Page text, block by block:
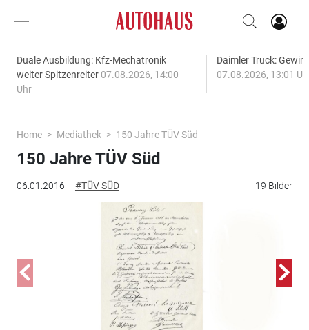
Duale Ausbildung: Kfz-Mechatronik
weiter Spitzenreiter 07.08.2026, 14:00
Uhr
Daimler Truck:
07.08.2026, 13:01
Home Mediathek 150 Jahre TÜV Süd
06.01.2016 #TÜV SÜD 19 Bilder
150 Jahre TÜV Süd